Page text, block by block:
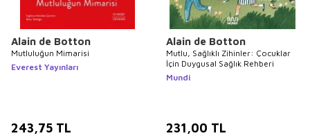
Alain de Botton
Mutluluğun Mimarisi
Everest Yayınları
243,75 TL
Alain de Botton
Mutlu, Sağlıklı Zihinler: Çocuklar
İçin Duygusal Sağlık Rehberi
Mundi
231,00 TL